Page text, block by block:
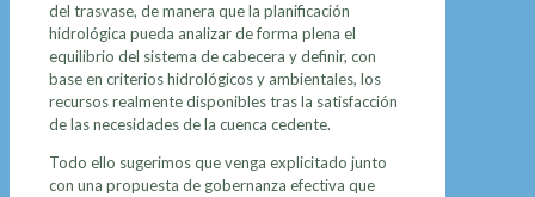
del trasvase, de manera que la planificación
hidrológica pueda analizar de forma plena el
equilibrio del sistema de cabecera y definir, con
base en criterios hidrológicos y ambientales, los
recursos realmente disponibles tras la satisfacción
de las necesidades de la cuenca cedente.
Todo ello sugerimos que venga explicitado junto
con una propuesta de gobernanza efectiva que